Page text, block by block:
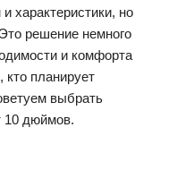
характеристики, но
решение немного
и комфорта
планирует
выбрать
10 дюймов.